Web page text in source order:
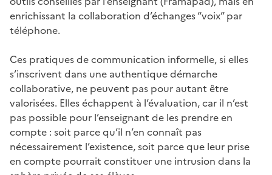
enrichissant la collaboration d’échanges “voix” par
téléphone.
Ces pratiques de communication informelle, si elles
s’inscrivent dans une authentique démarche
collaborative, ne peuvent pas pour autant être
valorisées. Elles échappent à l’évaluation, car il n’est
pas possible pour l’enseignant de les prendre en
compte : soit parce qu’il n’en connaît pas
nécessairement l’existence, soit parce que leur prise
en compte pourrait constituer une intrusion dans la